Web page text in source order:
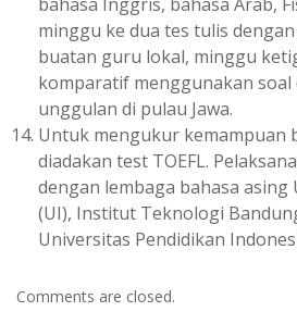
minggu ke dua tes tulis
buatan guru lokal, minggu
komparatif menggunakan soal
unggulan di pulau Jawa.
Untuk mengukur kemampuan
diadakan test TOEFL.
dengan lembaga bahasa asing
(UI), Institut Teknologi
Universitas Pendidikan
Comments are closed.